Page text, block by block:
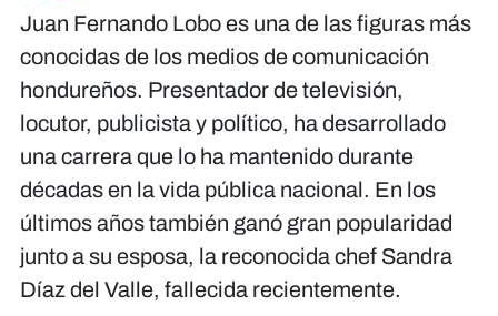
Juan Fernando Lobo es una de las figuras más
conocidas de los medios de comunicación
hondureños. Presentador de televisión,
locutor, publicista y político, ha desarrollado
una carrera que lo ha mantenido durante
décadas en la vida pública nacional. En los
últimos años también ganó gran popularidad
junto a su esposa, la reconocida chef Sandra
Díaz del Valle, fallecida recientemente.